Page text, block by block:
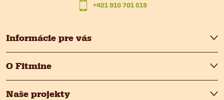
eInformácie pre vás
O Fitmine
Naše projekty
+421 910 701 519